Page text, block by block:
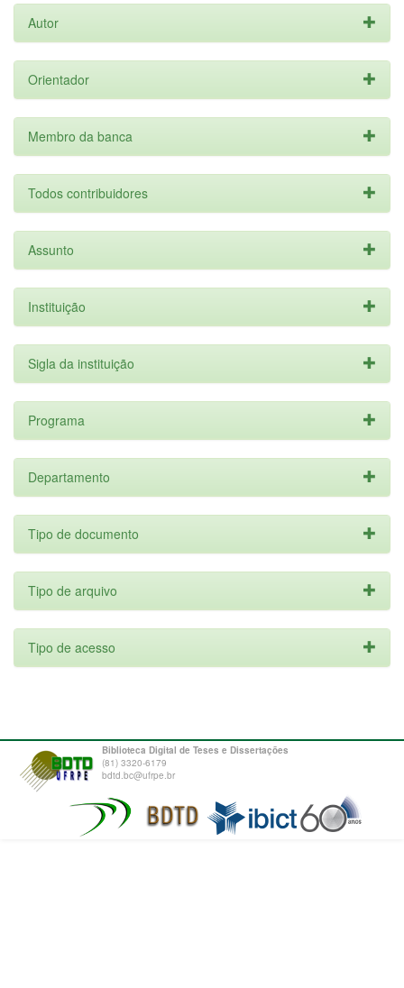
Autor
Orientador
Membro da banca
Todos contribuidores
Assunto
Instituição
Sigla da instituição
Programa
Departamento
Tipo de documento
Tipo de arquivo
Tipo de acesso
Biblioteca Digital de Teses e Dissertações
(81) 3320-6179
bdtd.bc@ufrpe.br